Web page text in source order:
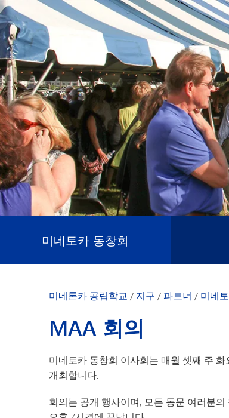
미네토카 동창회
MAA
미네톤카 공립학교 / 지구 / 파트너 / 미네
MAA 회의
미네토카 동창회 이사회는 매월 셋째 주 화
개최합니다.
회의는 공개 행사이며, 모든 동문 여러분